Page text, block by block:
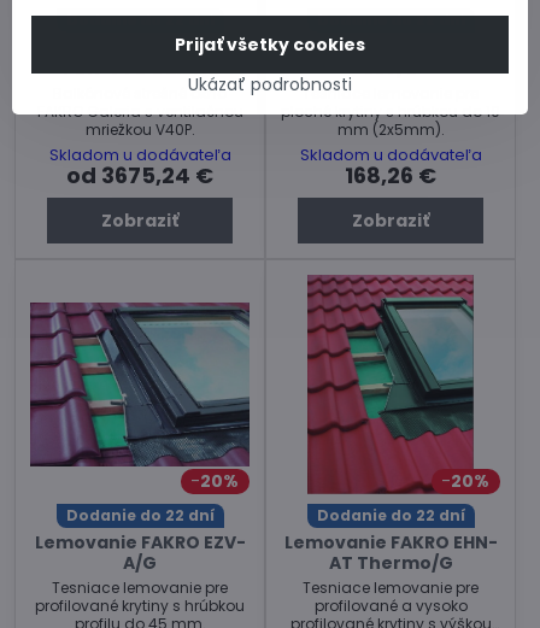
Dodanie do 22 dní
Balkónové okno FAKRO
FGH-V P5 Galeria
Balkónové strešné okno
FAKRO Galeria s ventilačnou
mriežkou V40P.
Skladom u dodávateľa
od 3675,24 €
Zobraziť
Dodanie do 22 dní
Lemovanie FAKRO
ESV/G
Tesniace lemovanie pre
ploché krytiny s hrúbkou do 10
mm (2x5mm).
Skladom u dodávateľa
168,26 €
Zobraziť
20%
Dodanie do 22 dní
Lemovanie FAKRO EZV-
A/G
Tesniace lemovanie pre
profilované krytiny s hrúbkou
profilu do 45 mm.
20%
Dodanie do 22 dní
Lemovanie FAKRO EHN-
AT Thermo/G
Tesniace lemovanie pre
profilované a vysoko
profilované krytiny s výškou
Ukázať podrobnosti
Prijať všetky cookies